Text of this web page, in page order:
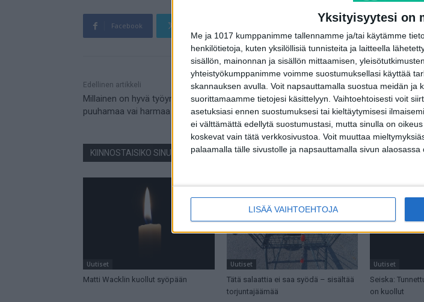
Yksityisyytesi on
Me ja 1017 kumppanimme tallennamme ja/tai käytämme
henkilötietoja, kuten yksilöllisiä tunnisteita ja laitteella
sisällön, mainonnan ja sisällön mittaamisen,
yhteistyökumppanimme voimme suostumuksellasi käyttää
skannauksen avulla. Voit napsauttamalla suostua meidän ja
suorittamaamme tietojesi käsittelyyn. Vaihtoehtoisesti voit
asetuksiasi ennen suostumuksesi tai kieltäytymisesi
ei välttämättä edellytä suostumustasi, mutta sinulla on
koskevat vain tätä verkkosivustoa. Voit muuttaa
palaamalla tälle sivustolle ja napsauttamalla sivun
LISÄÄ VAIHTOEHTOJA
Facebook WhatsApp
Mainos
Edellinen artikkeli
Millainen on hyvä työympäristö – trendikäs
puuhamaa vai harmaa avokonttori
Nyt puhuu THL:n johtaja:
KIINNOSTAISIKO SINUA NÄMÄ JUTUT?
Uutiset
Matti Wacklin kuollut syöpään
Uutiset
Tätä salaattia ei saa syödä – sisältää
torjuntajäämää
Uutiset
Seiska:
on kuollut